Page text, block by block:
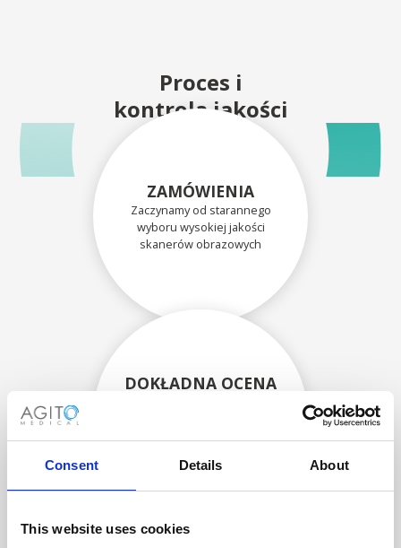
Consent Details About
This website uses cookies
Proces i
kontrola jakości
ZAMÓWIENIA
Zaczynamy od starannego
wyboru wysokiej jakości
skanerów obrazowych
DOKŁADNA OCENA